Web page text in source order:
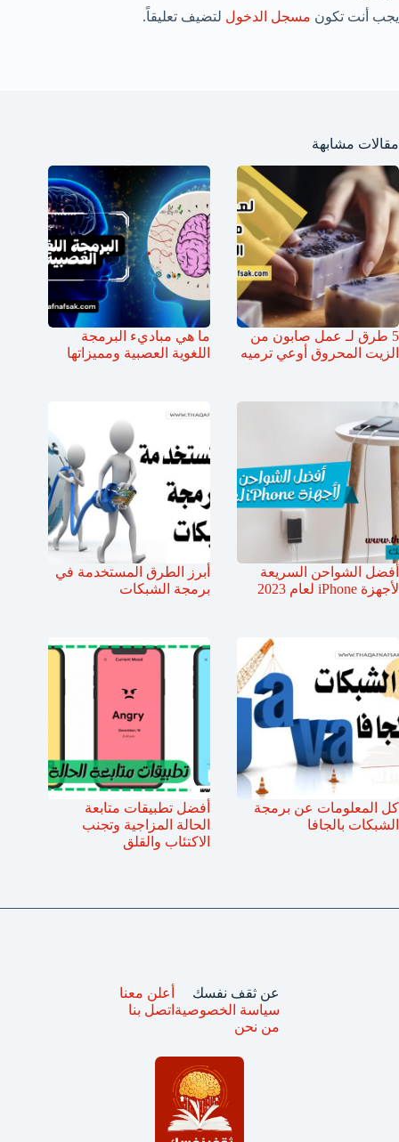
يجب أنت تكون مسجل الدخول لتضيف تعليقاً.
مقالات مشابهة
5 طرق لـ عمل صابون من
الزيت المحروق أوعي ترميه
ما هي مباديء البرمجة
اللغوية العصبية ومميزاتها
أفضل الشواحن السريعة
لأجهزة iPhone لعام 2023
أبرز الطرق المستخدمة في
برمجة الشبكات
كل المعلومات عن برمجة
الشبكات بالجافا
أفضل تطبيقات متابعة
الحالة المزاجية وتجنب
الاكتئاب والقلق
عن ثقف نفسك
سياسة الخصوصية
من نحن
أعلن معنا
اتصل بنا